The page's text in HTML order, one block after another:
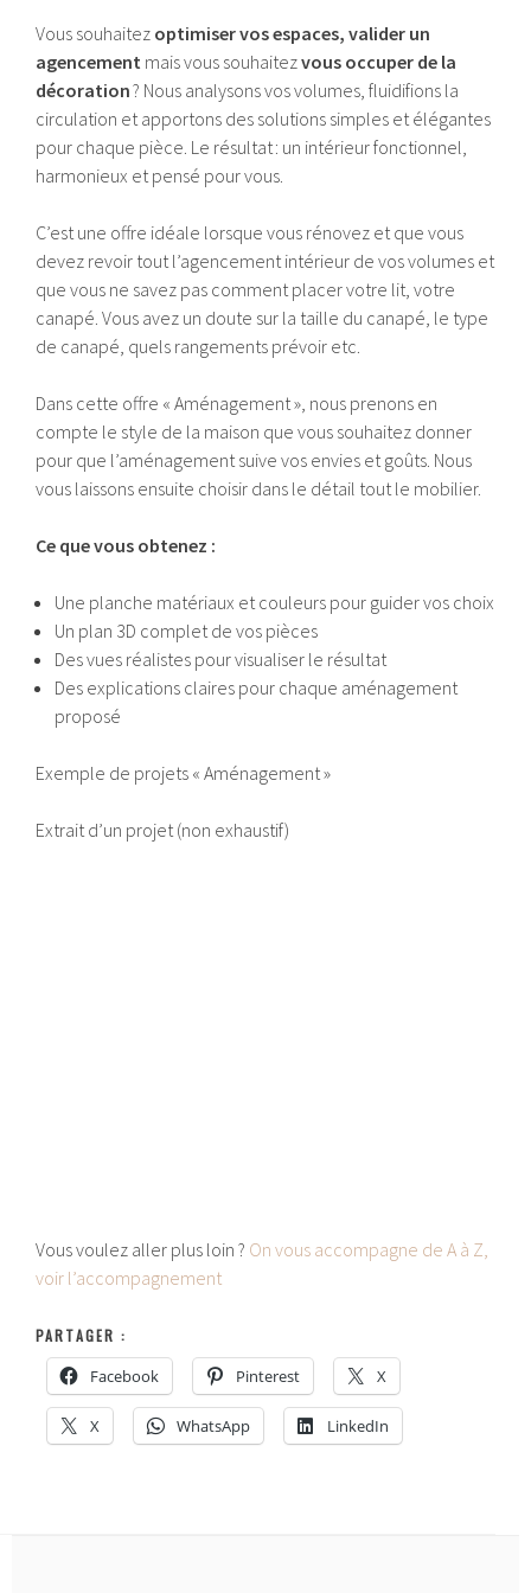
Vous souhaitez optimiser vos espaces, valider un
agencement mais vous souhaitezvous occuper de la
décoration? Nous analysons vos volumes, fluidifions la
circulation et apportons des solutions simples et élégantes
pour chaque pièce. Le résultat : un intérieur fonctionnel,
harmonieux et pensé pour vous.
C’est une offre idéale lorsque vous rénovez et que vous
devez revoir tout l’agencement intérieur de vos volumes et
que vous ne savez pas comment placer votre lit, votre
canapé. Vous avez un doute sur la taille du canapé, le type
de canapé, quels rangements prévoir etc.
Dans cette offre « Aménagement », nous prenons en
compte le style de la maison que vous souhaitez donner
pour que l’aménagement suive vos envies et goûts. Nous
vous laissons ensuite choisir dans le détail tout le mobilier.
Ce que vous obtenez :
Une planche matériaux et couleurs pour guider vos choix
Un plan 3D complet de vos pièces
Des vues réalistes pour visualiser le résultat
Des explications claires pour chaque aménagement
proposé
Exemple de projets « Aménagement »
Extrait d’un projet (non exhaustif)
Vous voulez aller plus loin ? On vous accompagne de A à Z,
voir l’accompagnement
PARTAGER :
Facebook Pinterest X
X WhatsApp LinkedIn